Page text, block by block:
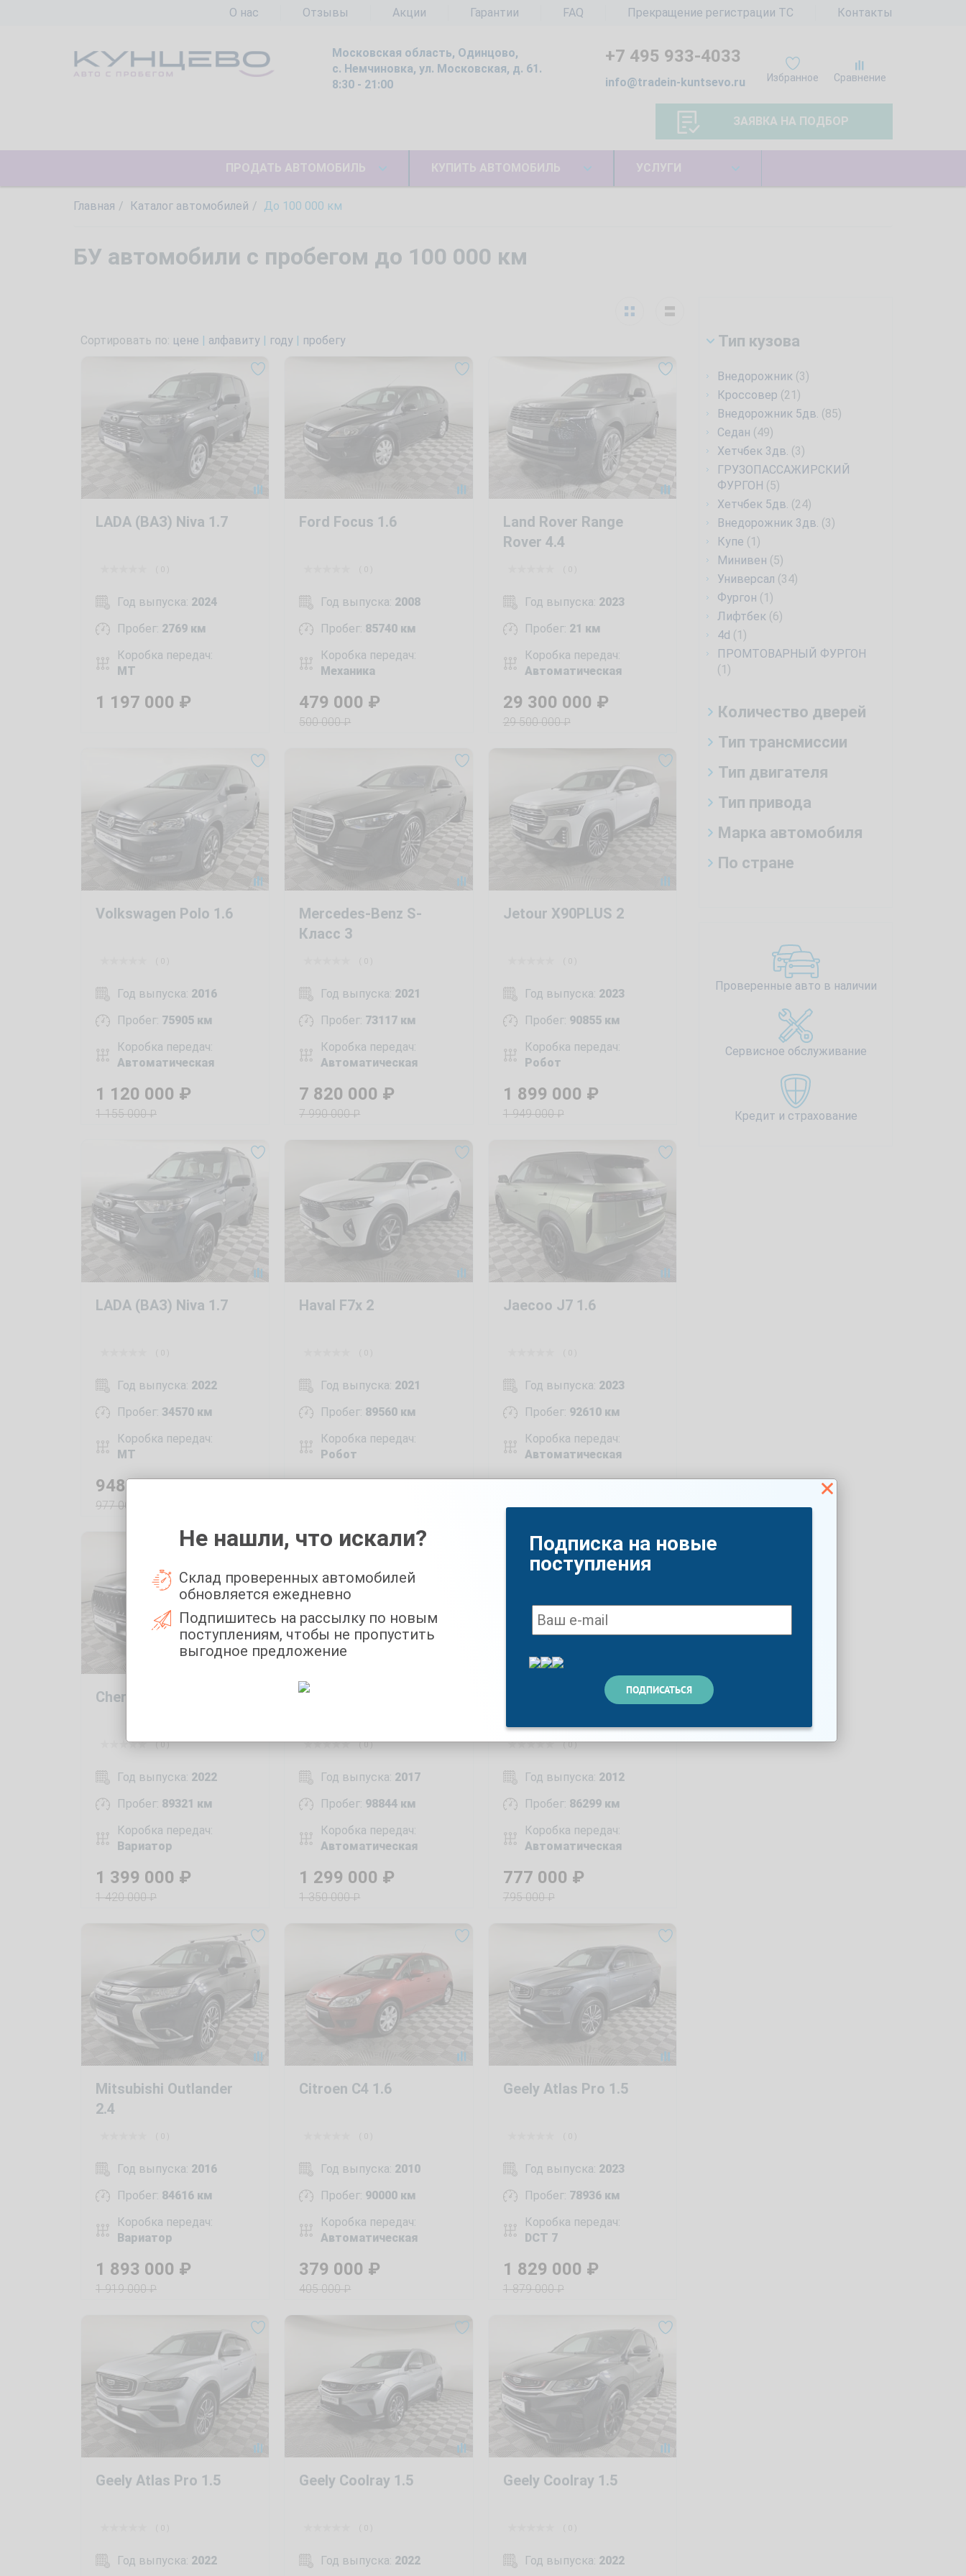
О нас Отзывы Акции Гарантии FAQ Прекращение регистрации ТС Контакты
Московская область, Одинцово,
с. Немчиновка, ул. Московская, д. 61.
8:30 - 21:00
Избранное Сравнение
+7 495 933-4033
info@tradein-kuntsevo.ru
ЗАЯВКА НА ПОДБОР
ПРОДАТЬ АВТОМОБИЛЬ КУПИТЬ АВТОМОБИЛЬ УСЛУГИ
Главная Каталог автомобилей До 100 000 км
БУ автомобили с пробегом до 100 000 км
Тип кузова
Внедорожник (3)
Кроссовер (21)
Внедорожник 5дв. (85)
Седан (49)
Хетчбек 3дв. (3)
ГРУЗОПАССАЖИРСКИЙ
ФУРГОН (5)
Хетчбек 5дв. (24)
Внедорожник 3дв. (3)
Купе (1)
Минивен (5)
Универсал (34)
Фургон (1)
Лифтбек (6)
4d (1)
ПРОМТОВАРНЫЙ ФУРГОН
(1)
Количество дверей
Тип трансмиссии
Тип двигателя
Тип привода
Марка автомобиля
По стране
Проверенные авто в наличии
Сервисное обслуживание
Кредит и страхование
Сортировать по: цене | алфавиту | году | пробегу
LADA (ВАЗ) Niva 1.7
Год выпуска: 2024
Пробег: 2769 км
Коробка передач:
MT
1 197 000 ₽
Ford Focus 1.6
Год выпуска: 2008
Пробег: 85740 км
Коробка передач:
Механика
479 000 ₽
500 000₽
Land Rover Range
Rover 4.4
Год выпуска: 2023
Пробег: 21 км
Коробка передач:
Автоматическая
29 300 000 ₽
29 500 000₽
Volkswagen Polo 1.6
Год выпуска: 2016
Пробег: 75905 км
Коробка передач:
Автоматическая
1 120 000 ₽
1 155 000₽
Mercedes-Benz S-
Класс 3
Год выпуска: 2021
Пробег: 73117 км
Коробка передач:
Автоматическая
7 820 000 ₽
7 990 000₽
Jetour X90PLUS 2
Год выпуска: 2023
Пробег: 90855 км
Коробка передач:
Робот
1 899 000 ₽
1 949 000₽
LADA (ВАЗ) Niva 1.7
Год выпуска: 2022
Пробег: 34570 км
Коробка передач:
MT
948 000₽
977 000
Haval F7x 2
Год выпуска: 2021
Пробег: 89560 км
Коробка передач:
Робот
1 689 000₽
Jaecoo J7 1.6
Год выпуска: 2023
Пробег: 92610 км
Коробка передач:
Автоматическая
1 977 000₽
2 025 000₽
Chery Tiggo 7 Pro 1.5
( 0 )
Год выпуска: 2022
Пробег: 89321 км
Коробка передач:
Вариатор
1 399 000 ₽
1 420 000₽
KIA Ceed 1.6
( 0 )
Год выпуска: 2017
Пробег: 98844 км
Коробка передач:
Автоматическая
1 299 000 ₽
1 350 000₽
( 0 )
Год выпуска: 2012
Пробег: 86299 км
Коробка передач:
Автоматическая
777 000 ₽
795 000₽
Mitsubishi Outlander
2.4
Год выпуска: 2016
Пробег: 84616 км
Коробка передач:
Вариатор
1 893 000 ₽
1 919 000₽
Citroen C4 1.6
Год выпуска: 2010
Пробег: 90000 км
Коробка передач:
Автоматическая
379 000 ₽
405 000₽
Geely Atlas Pro 1.5
Год выпуска: 2023
Пробег: 78936 км
Коробка передач:
DCT 7
1 829 000 ₽
1 879 000₽
Geely Atlas Pro 1.5
Год выпуска: 2022
Geely Coolray 1.5
Год выпуска: 2022
Geely Coolray 1.5
Год выпуска: 2022
Не нашли, что искали?
Склад проверенных автомобилей
обновляется ежедневно
Подпишитесь на рассылку по новым
поступлениям, чтобы не пропустить
выгодное предложение
Подписка на новые
поступления